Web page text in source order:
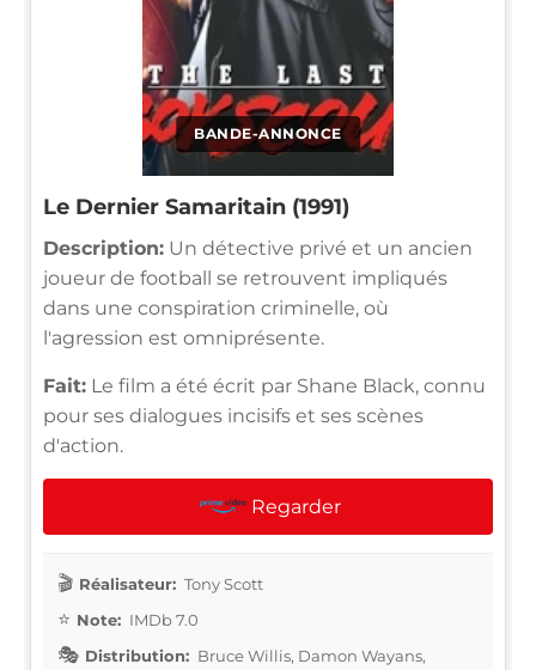
BANDE-ANNONCE
Le Dernier Samaritain (1991)
Description: Un détective privé et un ancien
joueur de football se retrouvent impliqués
dans une conspiration criminelle, où
l'agression est omniprésente.
Fait: Le film a été écrit par Shane Black, connu
pour ses dialogues incisifs et ses scènes
d'action.
Regarder
Réalisateur: Tony Scott
Note: IMDb 7.0
Distribution: Bruce Willis, Damon Wayans,